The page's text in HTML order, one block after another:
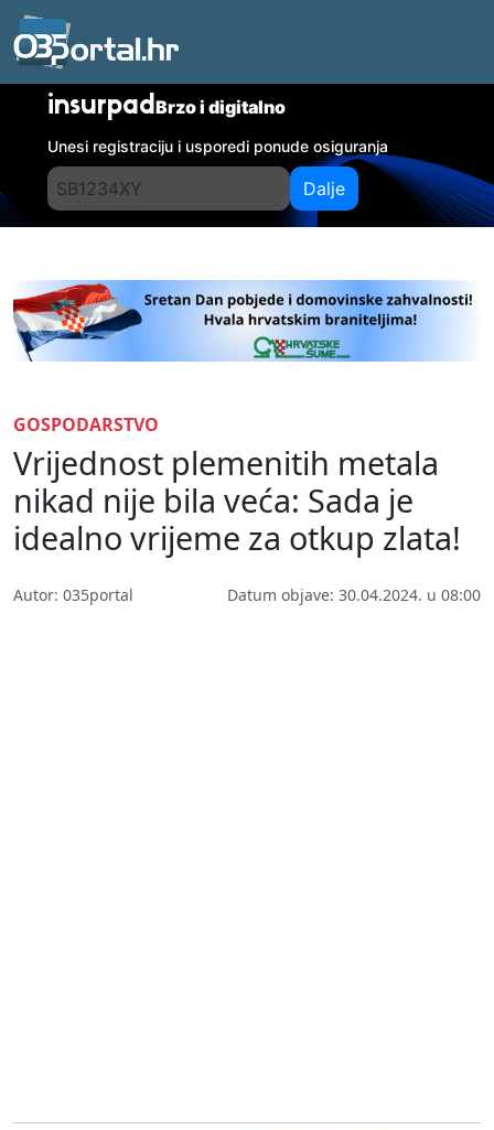
insurpadBrzo i digitalno
Unesi registraciju i usporedi ponude osiguranja
Dalje
GOSPODARSTVO
Vrijednost plemenitih metala
nikad nije bila veća: Sada je
idealno vrijeme za otkup zlata!
Autor: 035portal Datum objave: 30.04.2024. u 08:00